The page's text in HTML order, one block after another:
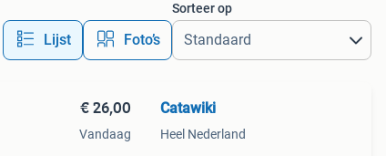
Lijst Foto’s
Sorteer op
€ 26,00
Vandaag
Catawiki
Heel Nederland